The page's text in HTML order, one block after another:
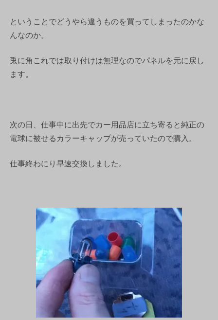
ということでどうやら違うものを買ってしまったのかな
んなのか。
兎に角これでは取り付けは無理なのでパネルを元に戻し
ます。
次の日、仕事中に出先でカー用品店に立ち寄ると純正の
電球に被せるカラーキャップが売っていたので購入。
仕事終わにり早速交換しました。